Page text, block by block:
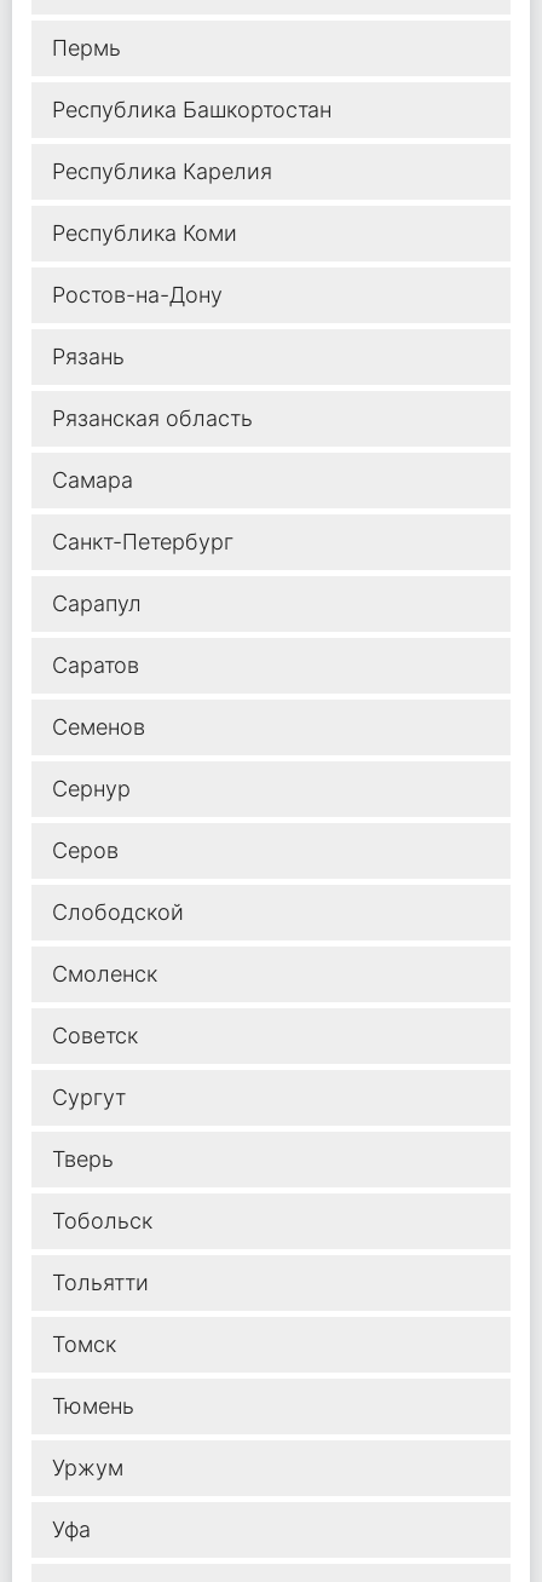
Пермь
Республика Башкортостан
Республика Карелия
Республика Коми
Ростов-на-Дону
Рязань
Рязанская область
Самара
Санкт-Петербург
Сарапул
Саратов
Семенов
Сернур
Серов
Слободской
Смоленск
Советск
Сургут
Тверь
Тобольск
Тольятти
Томск
Тюмень
Уржум
Уфа